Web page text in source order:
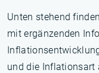
Unten stehend
mit ergänzenden
und die Inflationsart